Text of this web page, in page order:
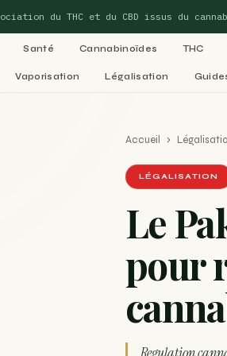
du THC et du CBD issus du cannabis
Santé Cannabinoïdes THC
Vaporisation Légalisation
Guides
CBD et
montre que la vaporisation du cannabis réduit
Accueil ›
LÉGALISATION
Le
pour